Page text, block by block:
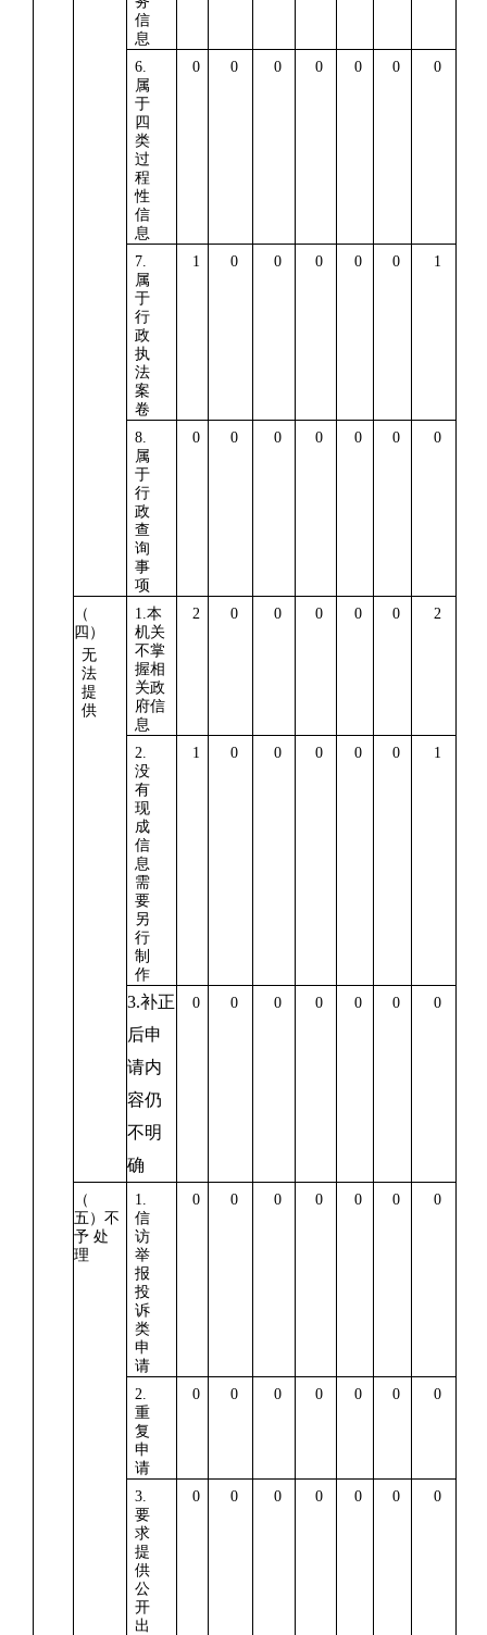
信
息
6.
属
于
四
类
过
程
性
信
息
0 0 0 0 0 0 0
7.
属
于
行
政
执
法
案
卷
1 0 0 0 0 0 1
8.
属
于
行
政
查
询
事
项
0 0 0 0 0 0 0
（
四）
无
法
提
供
1.本
机关
不掌
握相
关政
府信
息
2 0 0 0 0 0 2
2.
没
有
现
成
信
息
需
要
另
行
制
作
1 0 0 0 0 0 1
3.补正
后申
请内
容仍
不明
确
0 0 0 0 0 0 0
（
五）不
予 处
理
1.
信
访
举
报
投
诉
类
申
请
0 0 0 0 0 0 0
2.
重
复
申
请
0 0 0 0 0 0 0
3.
要
求
提
供
公
开
出
0 0 0 0 0 0 0